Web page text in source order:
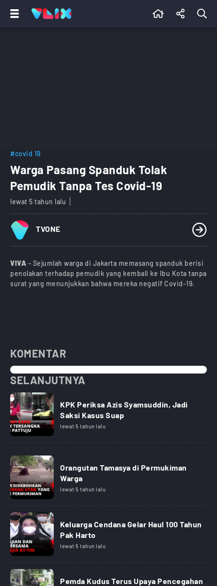
#covid 19
Warga Pasang Spanduk Tolak
Pemudik Tanpa Tes Covid-19
lewat 5 tahun lalu
TVONE
VIVA – Sejumlah warga di Jakarta memasang spanduk berisi
penolakan terhadap pemudik yang kembali ke Ibu Kota tanpa
surat yang menunjukkan bahwa mereka negatif Covid-19.
KOMENTAR
SELANJUTNYA
KPK Periksa Azis Syamsuddin, Jadi
Saksi Kasus Suap
lewat 5 tahun lalu
Orangutan Tamasya di Permukiman
Warga
lewat 5 tahun lalu
Keluarga Cendana Gelar Haul 100 Tahun
Pak Harto
lewat 5 tahun lalu
Pemda Kudus Terus Upaya Pencegahan